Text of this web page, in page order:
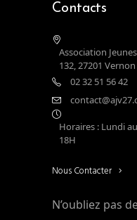
Contacts
Association
132, 27201
02 32 51 56 42
Horaires : Lundi
18H
Nous Contacter
N’oubliez pas